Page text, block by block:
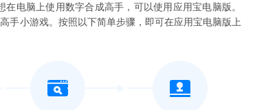
电脑上使用数字合成高手，可以使用应用宝电脑版。
手小游戏。按照以下简单步骤，即可在应用宝电脑版上